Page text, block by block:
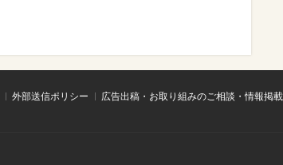
外部送信ポリシー
広告出稿・お取り組みのご相談・情報掲